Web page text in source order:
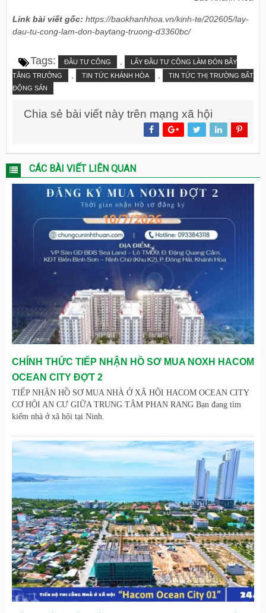
Link bài viết gốc: https://baokhanhhoa.vn/kinh-te/202605/lay-
dau-tu-cong-lam-don-baytang-truong-d3360bc/
Tags: ĐẦU TƯ CÔNG
LẤY ĐẦU TƯ CÔNG LÀM ĐÒN BẨY
TĂNG TRƯỞNG
TIN TỨC KHÁNH HÒA
TIN TỨC THỊ TRƯỜNG BẤT
ĐỘNG SẢN
Chia sẻ bài viết này trên mạng xã hội
CÁC BÀI VIẾT LIÊN QUAN
CHÍNH THỨC TIẾP NHẬN HỒ SƠ MUA NOXH HACOM
OCEAN CITY ĐỢT 2
TIẾP NHẬN HỒ SƠ MUA NHÀ Ở XÃ HỘI HACOM OCEAN CITY
CƠ HỘI AN CƯ GIỮA TRUNG TÂM PHAN RANG Bạn đang tìm
kiếm nhà ở xã hội tại Ninh.